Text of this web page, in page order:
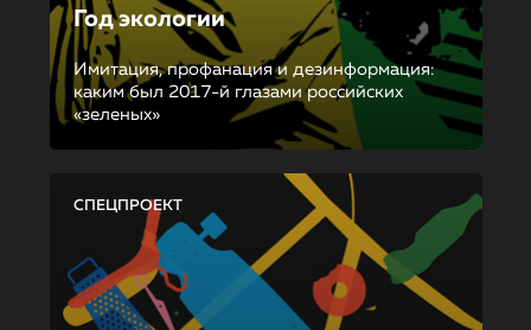
Год экологии
Имитация, профанация и дезинформация:
каким был 2017-й глазами российских
«зеленых»
СПЕЦПРОЕКТ